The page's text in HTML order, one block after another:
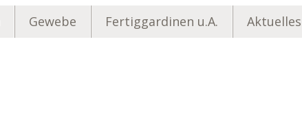
Gewebe Fertiggardinen u.A. Aktuelles